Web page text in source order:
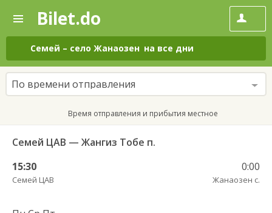
—
Поиск
и
покупка
билетов
на
автобус
онлайн
Bilet.do
Семей – село Жанаозен на все дни
По времени отправления
Время отправления и прибытия местное
Семей ЦАВ — Жангиз Тобе п.
15:30
Семей ЦАВ
0:00
Жанаозен с.